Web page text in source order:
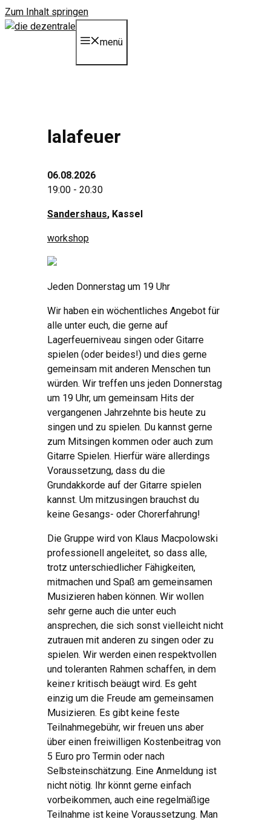
Zum Inhalt springen
menü
lalafeuer
06.08.2026
19:00 - 20:30
Sandershaus, Kassel
workshop
Jeden Donnerstag um 19 Uhr
Wir haben ein wöchentliches Angebot für
alle unter euch, die gerne auf
Lagerfeuerniveau singen oder Gitarre
spielen (oder beides!) und dies gerne
gemeinsam mit anderen Menschen tun
würden. Wir treffen uns jeden Donnerstag
um 19 Uhr, um gemeinsam Hits der
vergangenen Jahrzehnte bis heute zu
singen und zu spielen. Du kannst gerne
zum Mitsingen kommen oder auch zum
Gitarre Spielen. Hierfür wäre allerdings
Voraussetzung, dass du die
Grundakkorde auf der Gitarre spielen
kannst. Um mitzusingen brauchst du
keine Gesangs- oder Chorerfahrung!
Die Gruppe wird von Klaus Macpolowski
professionell angeleitet, so dass alle,
trotz unterschiedlicher Fähigkeiten,
mitmachen und Spaß am gemeinsamen
Musizieren haben können. Wir wollen
sehr gerne auch die unter euch
ansprechen, die sich sonst vielleicht nicht
zutrauen mit anderen zu singen oder zu
spielen. Wir werden einen respektvollen
und toleranten Rahmen schaffen, in dem
keine:r kritisch beäugt wird. Es geht
einzig um die Freude am gemeinsamen
Musizieren. Es gibt keine feste
Teilnahmegebühr, wir freuen uns aber
über einen freiwilligen Kostenbeitrag von
5 Euro pro Termin oder nach
Selbsteinschätzung. Eine Anmeldung ist
nicht nötig. Ihr könnt gerne einfach
vorbeikommen, auch eine regelmäßige
Teilnahme ist keine Voraussetzung. Man